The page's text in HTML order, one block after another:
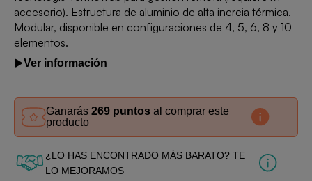
accesorio). Estructura de aluminio de alta inercia térmica.
Modular, disponible en configuraciones de 4, 5, 6, 8 y 10
elementos.
Ver información
Ganarás 269 puntos al comprar este
producto
¿LO HAS ENCONTRADO MÁS BARATO? TE
LO MEJORAMOS